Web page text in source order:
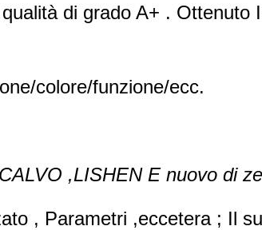
di grado A+ .
colore/funzione/ecc.
,LISHEN E nuovo di
, Parametri ,eccetera ; Il